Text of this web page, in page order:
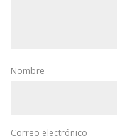
Nombre
Correo electrónico